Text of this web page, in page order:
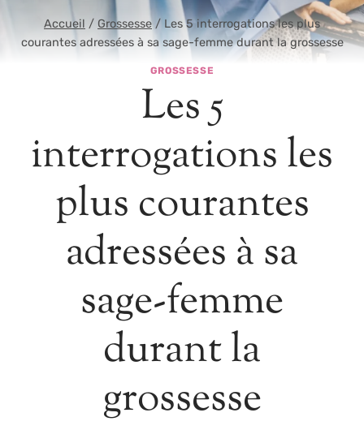
Accueil / Grossesse / Les 5 interrogations les plus
courantes adressées à sa sage-femme durant la grossesse
GROSSESSE
Les 5
interrogations les
plus courantes
adressées à sa
sage-femme
durant la
grossesse